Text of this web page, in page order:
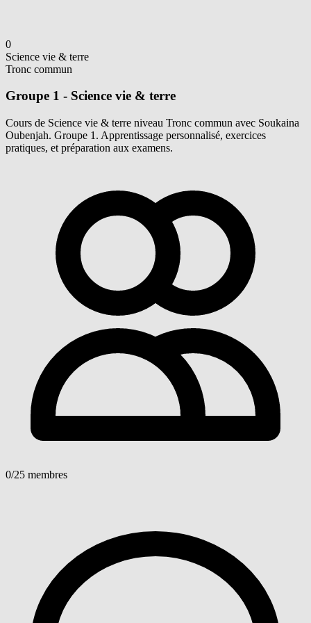
0
Science vie & terre
Tronc commun
Groupe 1 - Science vie & terre
Cours de Science vie & terre niveau Tronc commun avec Soukaina
Oubenjah. Groupe 1. Apprentissage personnalisé, exercices
pratiques, et préparation aux examens.
0/25 membres